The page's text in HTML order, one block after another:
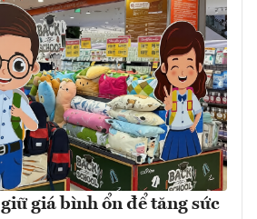
giá bình ổn để tăng sức